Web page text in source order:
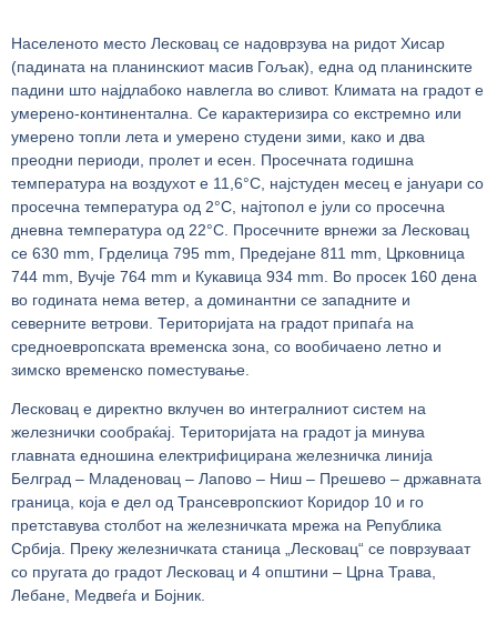
Населеното место Лесковац се надоврзува на ридот Хисар
(падината на планинскиот масив Гољак), една од планинските
падини што најдлабоко навлегла во сливот. Климата на градот е
умерено-континентална. Се карактеризира со екстремно или
умерено топли лета и умерено студени зими, како и два
преодни периоди, пролет и есен. Просечната годишна
температура на воздухот е 11,6°C, најстуден месец е јануари со
просечна температура од 2°C, најтопол е јули со просечна
дневна температура од 22°C. Просечните врнежи за Лесковац
се 630 mm, Грделица 795 mm, Предејане 811 mm, Црковница
744 mm, Вучје 764 mm и Кукавица 934 mm. Во просек 160 дена
во годината нема ветер, а доминантни се западните и
северните ветрови. Територијата на градот припаѓа на
средноевропската временска зона, со вообичаено летно и
зимско временско поместување.
Лесковац е директно вклучен во интегралниот систем на
железнички сообраќај. Територијата на градот ја минува
главната едношина електрифицирана железничка линија
Белград – Младеновац – Лапово – Ниш – Прешево – државната
граница, која е дел од Трансевропскиот Коридор 10 и го
претставува столбот на железничката мрежа на Република
Србија. Преку железничката станица „Лесковац“ се поврзуваат
со пругата до градот Лесковац и 4 општини – Црна Трава,
Лебане, Медвеѓа и Бојник.